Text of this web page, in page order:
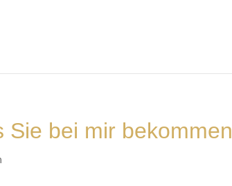
Sie bei mir bekommen